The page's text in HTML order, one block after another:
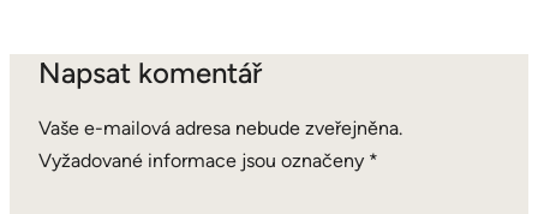
Napsat komentář
Vaše e-mailová adresa nebude zveřejněna.
Vyžadované informace jsou označeny *